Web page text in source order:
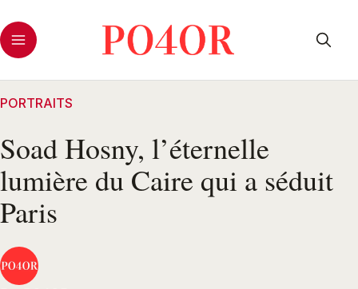
PORTRAITS
Soad Hosny, l’éternelle
lumière du Caire qui a séduit
Paris